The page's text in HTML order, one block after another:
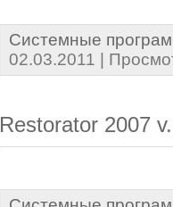
Системные
02.03.2011 |
Restorator 2007